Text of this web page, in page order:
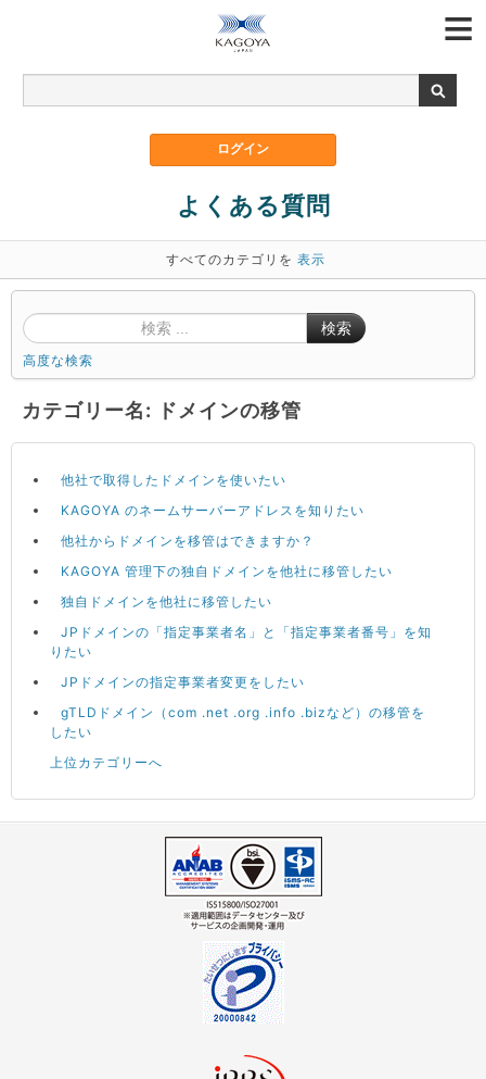
よくある質問
すべてのカテゴリを 表示
検索
高度な検索
カテゴリー名: ドメインの移管
他社で取得したドメインを使いたい
KAGOYA のネームサーバーアドレスを知りたい
他社からドメインを移管はできますか？
KAGOYA 管理下の独自ドメインを他社に移管したい
独自ドメインを他社に移管したい
JPドメインの「指定事業者名」と「指定事業者番号」を知
りたい
JPドメインの指定事業者変更をしたい
gTLDドメイン（com .net .org .info .bizなど）の移管を
したい
上位カテゴリーへ